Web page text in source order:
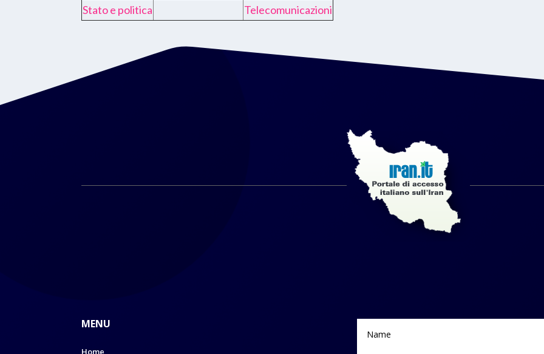
Stato e politica
Telecomunicazioni
MENU
Home